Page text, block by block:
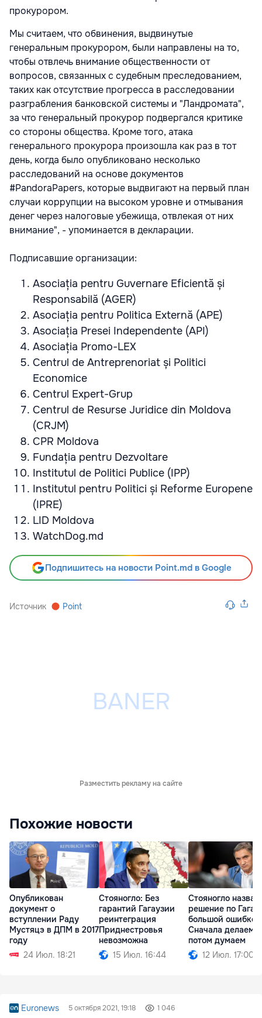
прокурором.
Мы считаем, что обвинения, выдвинутые
генеральным прокурором, были направлены на то,
чтобы отвлечь внимание общественности от
вопросов, связанных с судебным преследованием,
таких как отсутствие прогресса в расследовании
разграбления банковской системы и "Ландромата",
за что генеральный прокурор подвергался критике
со стороны общества. Кроме того, атака
генерального прокурора произошла как раз в тот
день, когда было опубликовано несколько
расследований на основе документов
#PandoraPapers, которые выдвигают на первый план
случаи коррупции на высоком уровне и отмывания
денег через налоговые убежища, отвлекая от них
внимание", - упоминается в декларации.
Подписавшие организации:
Asociația pentru Guvernare Eficientă și
Responsabilă (AGER)
Asociația pentru Politica Externă (APE)
Asociația Presei Independente (API)
Asociația Promo-LEX
Centrul de Antreprenoriat și Politici
Economice
Centrul Expert-Grup
Centrul de Resurse Juridice din Moldova
(CRJM)
CPR Moldova
Fundația pentru Dezvoltare
Institutul de Politici Publice (IPP)
Institutul pentru Politici și Reforme Europene
(IPRE)
LID Moldova
WatchDog.md
Подпишитесь на новости Point.md в Google
Источник Point
Разместить рекламу на сайте
Похожие новости
Опубликован
документ о
вступлении Раду
Мустяцэ в ДПМ в 2017
году
24 Июл. 18:21
Стояногло: Без
гарантий Гагаузии
реинтеграция
Приднестровья
невозможна
15 Июл. 16:44
Стояногло назвал
решение по
большой
Сначала делаем,
потом думаем
12 Июл. 17:00
Euronews 5 октября 2021, 19:18 1 046